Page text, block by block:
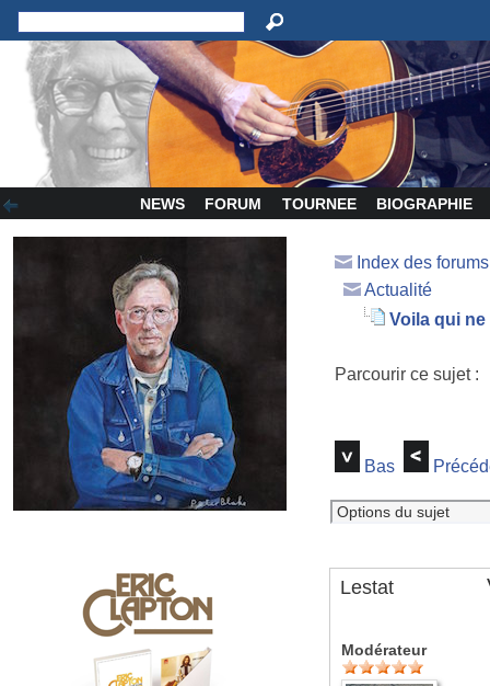
NEWS FORUM TOURNEE BIOGRAPHIE
Index des
Actualité
Voila qui
Parcourir ce sujet
Bas
Lestat
Modérateur